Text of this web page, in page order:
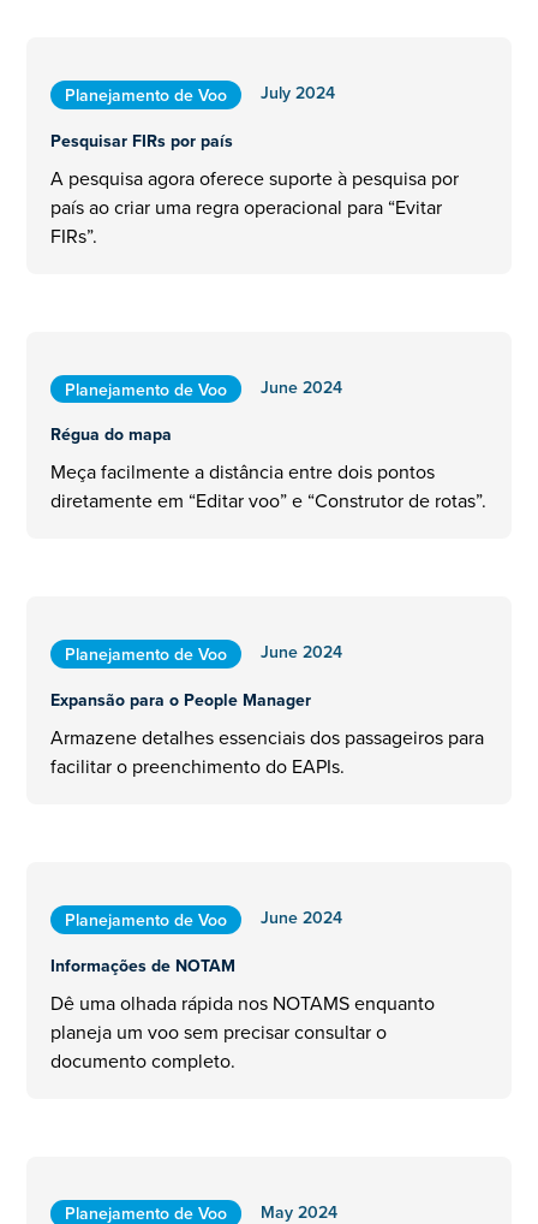
Planejamento de Voo
July 2024
Pesquisar FIRs por país
A pesquisa agora oferece suporte à pesquisa por
país ao criar uma regra operacional para “Evitar
FIRs”.
Planejamento de Voo
June 2024
Régua do mapa
Meça facilmente a distância entre dois pontos
diretamente em “Editar voo” e “Construtor de rotas”.
Planejamento de Voo
June 2024
Expansão para o People Manager
Armazene detalhes essenciais dos passageiros para
facilitar o preenchimento do EAPIs.
Planejamento de Voo
June 2024
Informações de NOTAM
Dê uma olhada rápida nos NOTAMS enquanto
planeja um voo sem precisar consultar o
documento completo.
Planejamento de Voo May 2024